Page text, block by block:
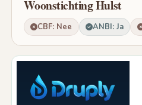
Woonstichting Hulst
CBF: Nee ANBI: Ja